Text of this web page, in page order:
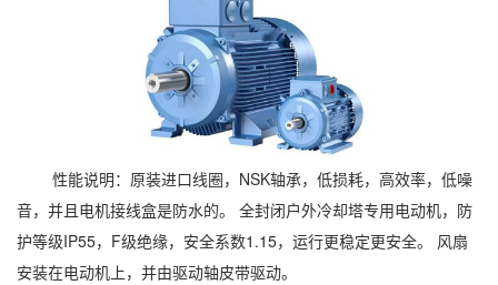
性能说明：原装进口线圈，NSK轴承，低损耗，高效率，低噪
音，并且电机接线盒是防水的。 全封闭户外冷却塔专用电动机，防
护等级IP55，F级绝缘，安全系数1.15，运行更稳定更安全。 风扇
安装在电动机上，并由驱动轴皮带驱动。